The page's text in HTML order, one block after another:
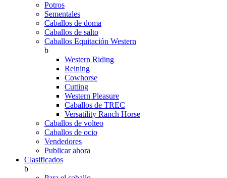
Potros
Sementales
Caballos de doma
Caballos de salto
Caballos Equitación Western
b
Western Riding
Reining
Cowhorse
Cutting
Western Pleasure
Caballos de TREC
Versatility Ranch Horse
Caballos de volteo
Caballos de ocio
Vendedores
Publicar ahora
Clasificados
b